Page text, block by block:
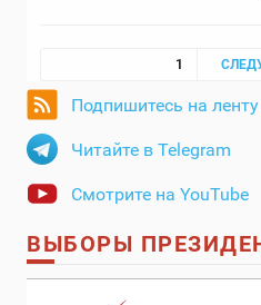
Страницы
1
Подпишитесь на ленту
Читайте в Telegram
Смотрите на YouTube
ВЫБОРЫ